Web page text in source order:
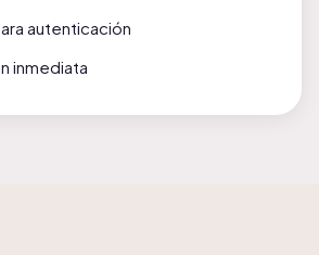
autenticación
inmediata